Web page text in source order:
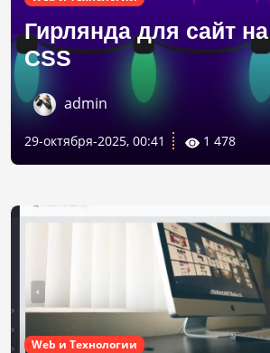
Гирлянда для сайт
CSS
admin
29-октября-2025, 00:41 1 478
Web и Технологии